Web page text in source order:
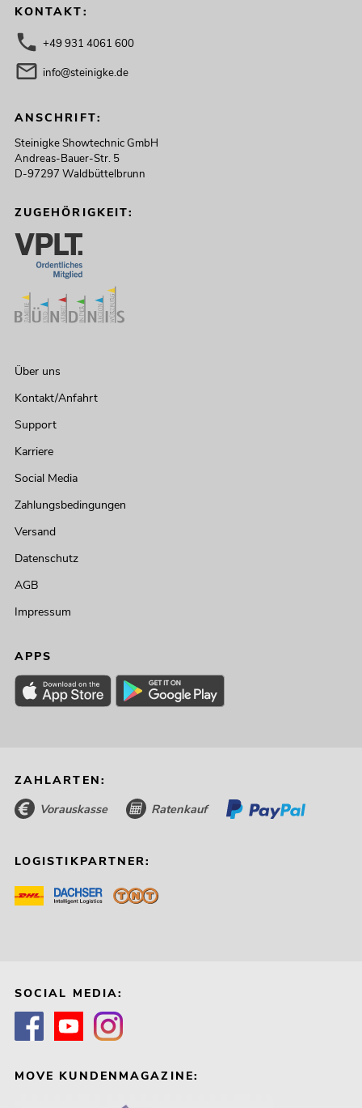
KONTAKT:
+49 931 4061 600
info@steinigke.de
ANSCHRIFT:
Steinigke Showtechnic GmbH
Andreas-Bauer-Str. 5
D-97297 Waldbüttelbrunn
ZUGEHÖRIGKEIT:
Über uns
Kontakt/Anfahrt
Support
Karriere
Social Media
Zahlungsbedingungen
Versand
Datenschutz
AGB
Impressum
APPS
ZAHLARTEN:
Vorauskasse Ratenkauf
LOGISTIKPARTNER:
SOCIAL MEDIA:
MOVE KUNDENMAGAZINE: